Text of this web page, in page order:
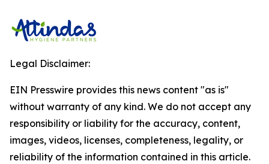
Legal Disclaimer:
EIN Presswire provides this news content "as is"
without warranty of any kind. We do not accept any
responsibility or liability for the accuracy, content,
images, videos, licenses, completeness, legality, or
reliability of the information contained in this article.